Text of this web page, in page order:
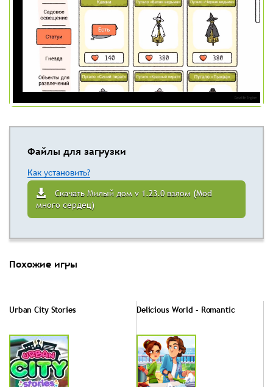
Файлы для загрузки
Как установить?
Скачать Милый дом v 1.23.0 взлом (Mod
много сердец)
Похожие игры
Urban City Stories Delicious World - Romantic